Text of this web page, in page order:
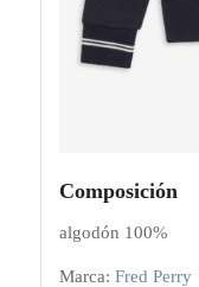
Composición
algodón 100%
Marca: Fred Perry